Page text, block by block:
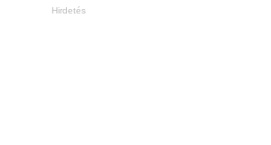
Hirdetés